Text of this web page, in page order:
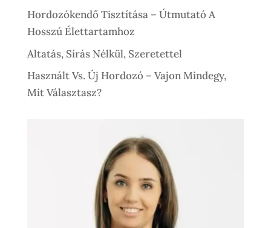
Hordozókendő Tisztítása – Útmutató A
Hosszú Élettartamhoz
Altatás, Sírás Nélkül, Szeretettel
Használt Vs. Új Hordozó – Vajon Mindegy,
Mit Választasz?